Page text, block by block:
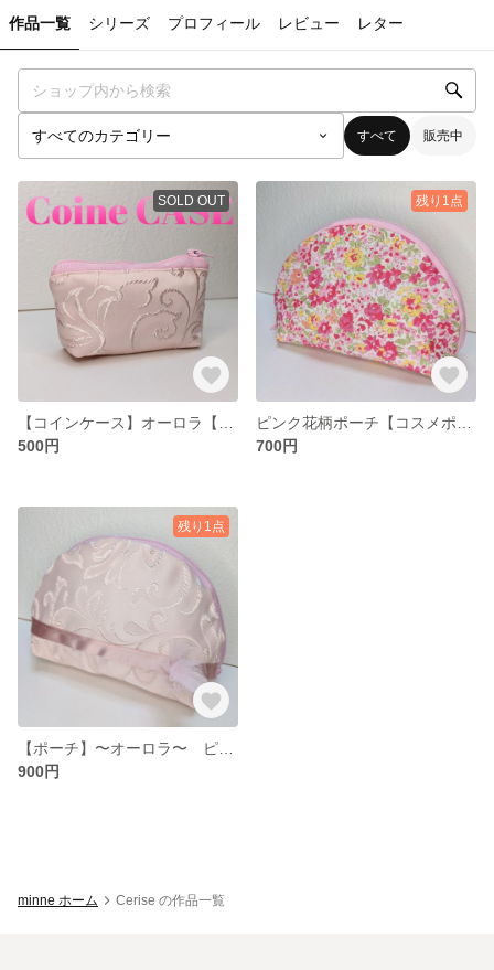
作品一覧 シリーズ プロフィール レビュー レター
すべて 販売中
SOLD OUT
500円
残り1点
700円
残り1点
900円
minne ホーム Cerise の作品一覧